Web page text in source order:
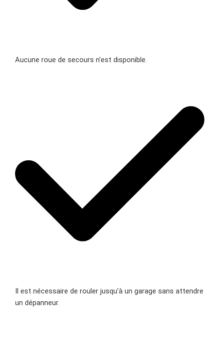
Aucune roue de secours n’est disponible.
Il est nécessaire de rouler jusqu’à un garage sans attendre
un dépanneur.